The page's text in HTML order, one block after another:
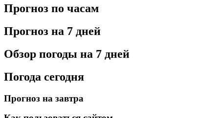
Прогноз по часам
Прогноз на 7 дней
Обзор погоды на 7 дней
Погода сегодня
Прогноз на завтра